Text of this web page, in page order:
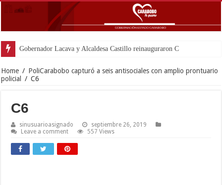
Home / PoliCarabobo capturó a seis antisociales con amplio prontuario
policial / C6
C6
sinusuarioasignado
septiembre 26, 2019
Leave a comment
557 Views